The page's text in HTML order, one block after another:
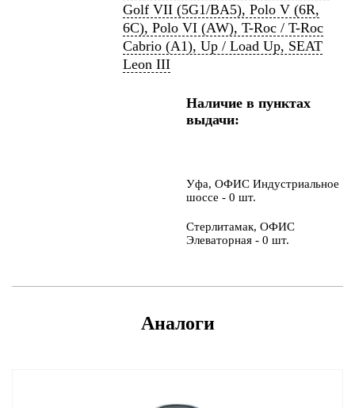
Golf VII (5G1/BA5), Polo V (6R,
6C), Polo VI (AW), T-Roc / T-Roc
Cabrio (A1), Up / Load Up, SEAT
Leon III
Наличие в пунктах
выдачи:
Уфа, ОФИС Индустриальное
шоссе - 0 шт.
Стерлитамак, ОФИС
Элеваторная - 0 шт.
Аналоги